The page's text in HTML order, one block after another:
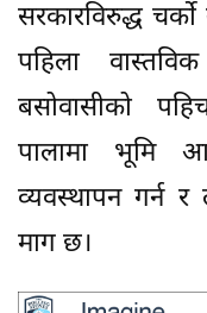
सरकारविरुद्ध
पहिला
बसोवासीको
पालामा भूमि
व्यवस्थापन गर्न र
माग छ।